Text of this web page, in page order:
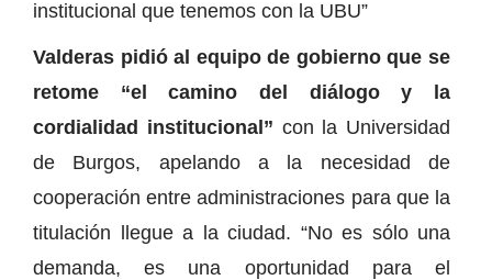
institucional que tenemos con la UBU”
Valderas pidió al equipo de gobierno que se
retome “el camino del diálogo y la
cordialidad institucional” con la Universidad
de Burgos, apelando a la necesidad de
cooperación entre administraciones para que la
titulación llegue a la ciudad. “No es sólo una
demanda, es una oportunidad para el